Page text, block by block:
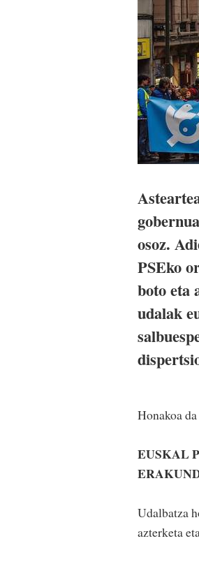
osoz.
PSEko
boto eta
udalak
Honakoa
EUSKAL
Udalbatza
azterketa